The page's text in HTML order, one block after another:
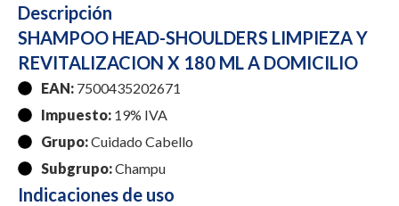
Descripción
SHAMPOO HEAD-SHOULDERS LIMPIEZA Y
REVITALIZACION X 180 ML A DOMICILIO
EAN: 7500435202671
Impuesto: 19% IVA
Grupo:Cuidado Cabello
Subgrupo:Champu
Indicaciones de uso